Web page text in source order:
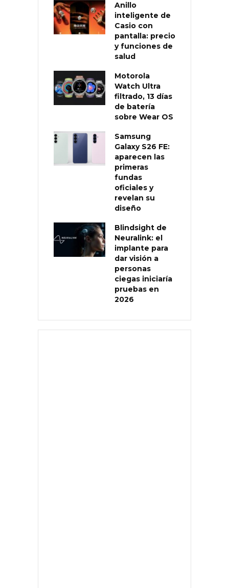
Anillo
inteligente de
Casio con
pantalla: precio
y funciones de
salud
Motorola
Watch Ultra
filtrado, 13 días
de batería
sobre Wear OS
Samsung
Galaxy S26 FE:
aparecen las
primeras
fundas
oficiales y
revelan su
diseño
Blindsight de
Neuralink: el
implante para
dar visión a
personas
ciegas iniciaría
pruebas en
2026